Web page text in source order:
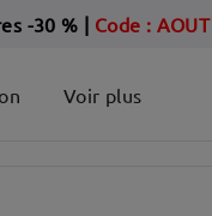
-30 % | Code : AOUT
Voir plus